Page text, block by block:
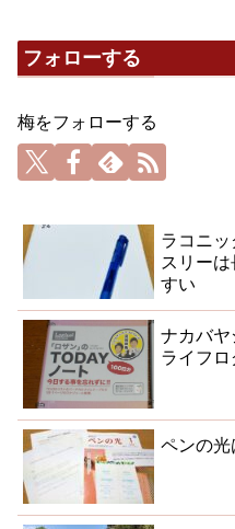
フォローする
梅をフォローする
ラコニ
スリー
すい
ナカバ
ライフロ
ペンの